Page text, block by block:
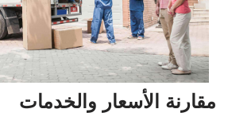
مقارنة الأسعار والخدمات